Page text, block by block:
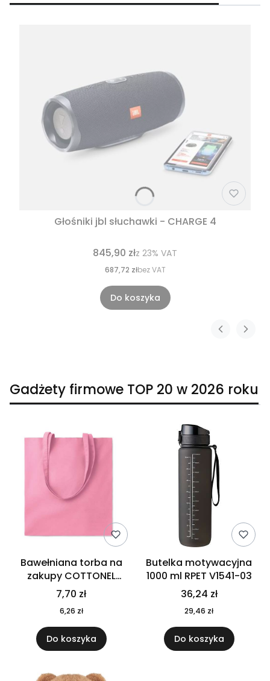
Głośniki jbl słuchawki - CHARGE 4
845,90 złz 23% VAT
687,72 złbez VAT
Do koszyka
Gadżety firmowe TOP 20 w 2026 roku
Bawełniana torba na
zakupy COTTONEL
COLOUR++ MO9846-11
7,70 zł
6,26 zł
Do koszyka
Butelka motywacyjna
1000 ml RPET V1541-03
36,24 zł
29,46 zł
Do koszyka